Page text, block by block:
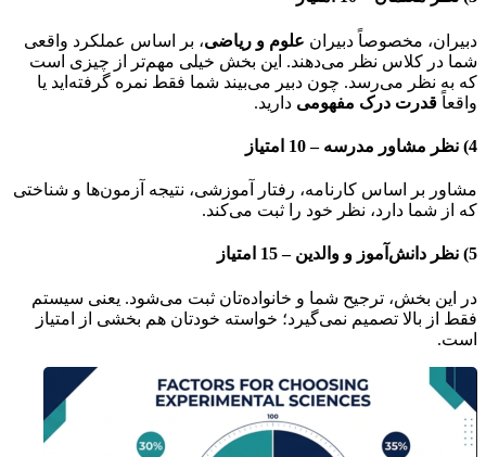
دبیران، مخصوصاً دبیران علوم و ریاضی، بر اساس عملکرد واقعی
شما در کلاس نظر می‌دهند. این بخش خیلی مهم‌تر از چیزی است
که به نظر می‌رسد. چون دبیر می‌بیند شما فقط نمره گرفته‌اید یا
واقعاً قدرت درک مفهومی دارید.
4) نظر مشاور مدرسه – 10 امتیاز
مشاور بر اساس کارنامه، رفتار آموزشی، نتیجه آزمون‌ها و شناختی
که از شما دارد، نظر خود را ثبت می‌کند.
5) نظر دانش‌آموز و والدین – 15 امتیاز
در این بخش، ترجیح شما و خانواده‌تان ثبت می‌شود. یعنی سیستم
فقط از بالا تصمیم نمی‌گیرد؛ خواسته خودتان هم بخشی از امتیاز
است.